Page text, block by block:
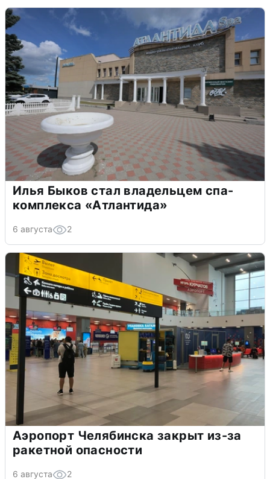
Илья Быков стал владельцем спа-
комплекса «Атлантида»
6 августа 2
Аэропорт Челябинска закрыт из-за
ракетной опасности
6 августа 2